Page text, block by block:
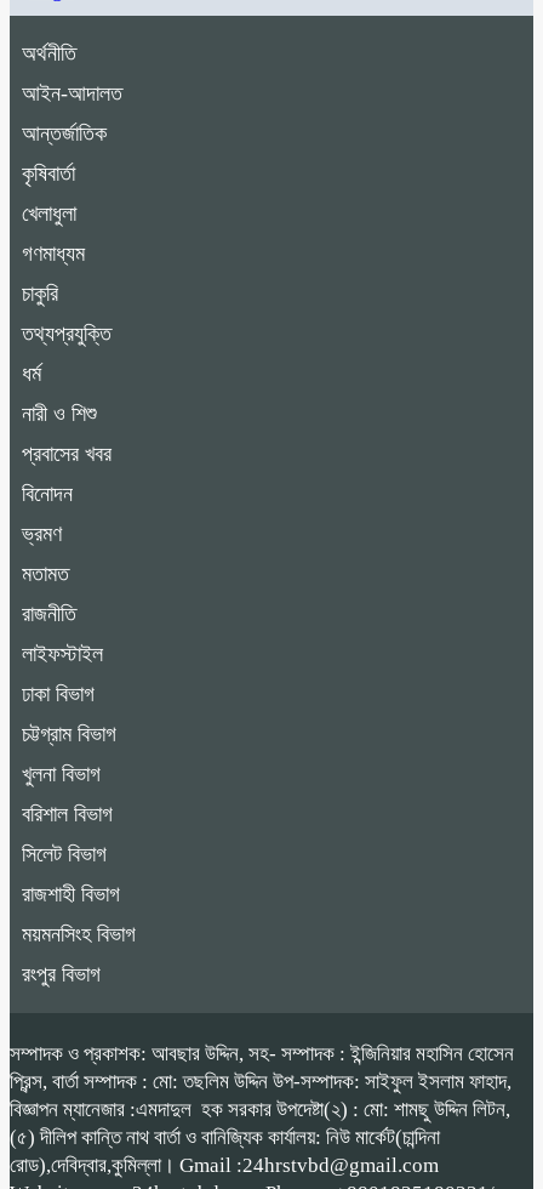
অর্থনীতি
আইন-আদালত
আন্তর্জাতিক
কৃষিবার্তা
খেলাধুলা
গণমাধ্যম
চাকুরি
তথ্যপ্রযুক্তি
ধর্ম
নারী ও শিশু
প্রবাসের খবর
বিনোদন
ভ্রমণ
মতামত
রাজনীতি
লাইফস্টাইল
ঢাকা বিভাগ
চট্টগ্রাম বিভাগ
খুলনা বিভাগ
বরিশাল বিভাগ
সিলেট বিভাগ
রাজশাহী বিভাগ
ময়মনসিংহ বিভাগ
রংপুর বিভাগ
সম্পাদক ও প্রকাশক: আবছার উদ্দিন, সহ- সম্পাদক : ইন্জিনিয়ার মহাসিন হোসেন
প্রিন্স, বার্তা সম্পাদক : মো: তছলিম উদ্দিন উপ-সম্পাদক: সাইফুল ইসলাম ফাহাদ,
বিজ্ঞাপন ম্যানেজার :এমদাদুল হক সরকার উপদেষ্টা(২) : মো: শামছু উদ্দিন লিটন,
(৫) দীলিপ কান্তি নাথ বার্তা ও বানিজ্যিক কার্যালয়: নিউ মার্কেট(চান্দিনা
রোড),দেবিদ্বার,কুমিল্লা। Gmail :24hrstvbd@gmail.com